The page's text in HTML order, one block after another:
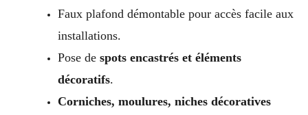
Faux plafond démontable pour accès facile aux
installations.
Pose de spots encastrés et éléments
décoratifs.
Corniches, moulures, niches décoratives